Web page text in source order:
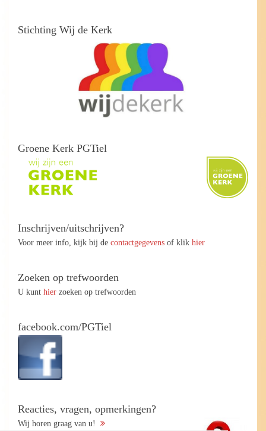
Stichting Wij de Kerk
Groene Kerk PGTiel
Inschrijven/uitschrijven?
Voor meer info, kijk bij de contactgegevens of klik hier
Zoeken op trefwoorden
U kunt hier zoeken op trefwoorden
facebook.com/PGTiel
Reacties, vragen, opmerkingen?
Wij horen graag van u!